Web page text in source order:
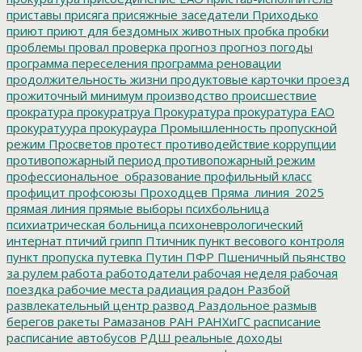
приставы присяга присяжные заседатели Приходько
приют приют для бездомных животных пробка пробки
проблемы провал проверка прогноз прогноз погоды
программа переселения программа реновации
продолжительность жизни продуктовые карточки проезд
прожиточный минимум производство происшествие
прократура прокуратруа Прокуратура прокуратура ЕАО
прокуратуура прокураура Промышленность пропускной
режим Просветов протест противодействие коррупции
противопожарный период противопожарный режим
профессиональное_образование профильный класс
профицит профсоюзы Проходцев Пряма_линия_2025
прямая линия прямые выборы психбольница
психиатрическая больница психоневрологический
интернат птичий грипп Птичник пункт весового контроля
пункт пропуска путевка Путин ПФР Пшеничный пьянство
за рулем работа работодатели рабочая неделя рабочая
поездка рабочие места радиация радон Разбой
развлекательный центр развод Раздольное размыв
берегов ракеты Рамазанов РАН РАНХиГС расписание
расписание автобусов РДШ реальные доходы